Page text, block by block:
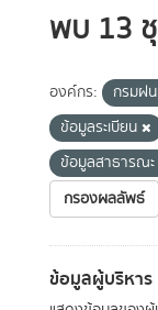
พบ 13
องค์กร: กรมฝ
ข้อมูลระเบียน
ข้อมูลสาธารณะ
กรองผลลัพธ์
ข้อมูลผู้บริหาร